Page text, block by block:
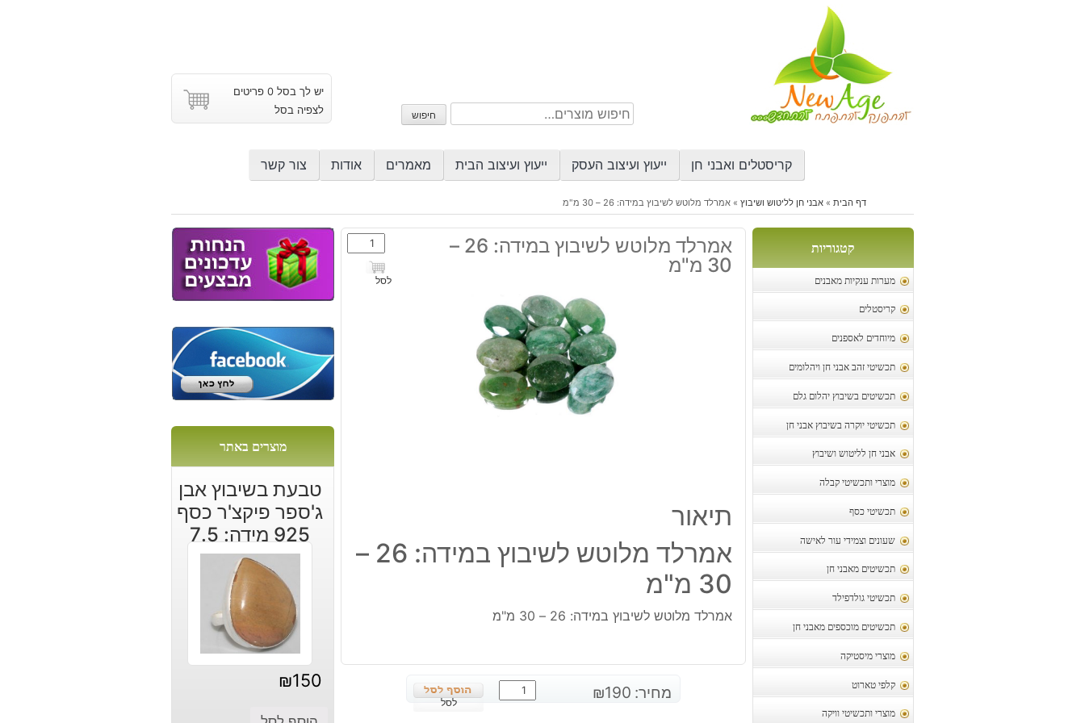
חיפוש
עבור:
חיפוש
יש לך בסל 0 פריטים
לצפיה בסל
קריסטלים ואבני חן ייעוץ ועיצוב העסק ייעוץ ועיצוב הבית מאמרים אודות צור קשר
דף הבית »אבני חן לליטוש ושיבוץ »אמרלד מלוטש לשיבוץ במידה: 26 – 30 מ"מ
קטגוריות
מערות ענקיות מאבנים
קריסטלים
מיוחדים לאספנים
תכשיטי זהב אבני חן ויהלומים
תכשיטים בשיבוץ יהלום גלם
תכשיטי יוקרה בשיבוץ אבני חן
אבני חן לליטוש ושיבוץ
מוצרי ותכשיטי קבלה
תכשיטי כסף
שעונים וצמידי עור לאישה
תכשיטים מאבני חן
תכשיטי גולדפילד
תכשיטים מוכספים מאבני חן
מוצרי מיסטיקה
קלפי טארוט
מוצרי ותכשיטי וויקה
אמרלד מלוטש לשיבוץ במידה: 26 –
30 מ"מ
כמות
של
אמרלד
לסל
תיאור
אמרלד מלוטש לשיבוץ במידה: 26 –
30 מ"מ
אמרלד מלוטש לשיבוץ במידה: 26 – 30 מ"מ
מחיר: ₪190
כמות
של
לסל
מוצרים באתר
טבעת בשיבוץ אבן
ג'ספר פיקצ'ר כסף
925 מידה: 7.5
₪150